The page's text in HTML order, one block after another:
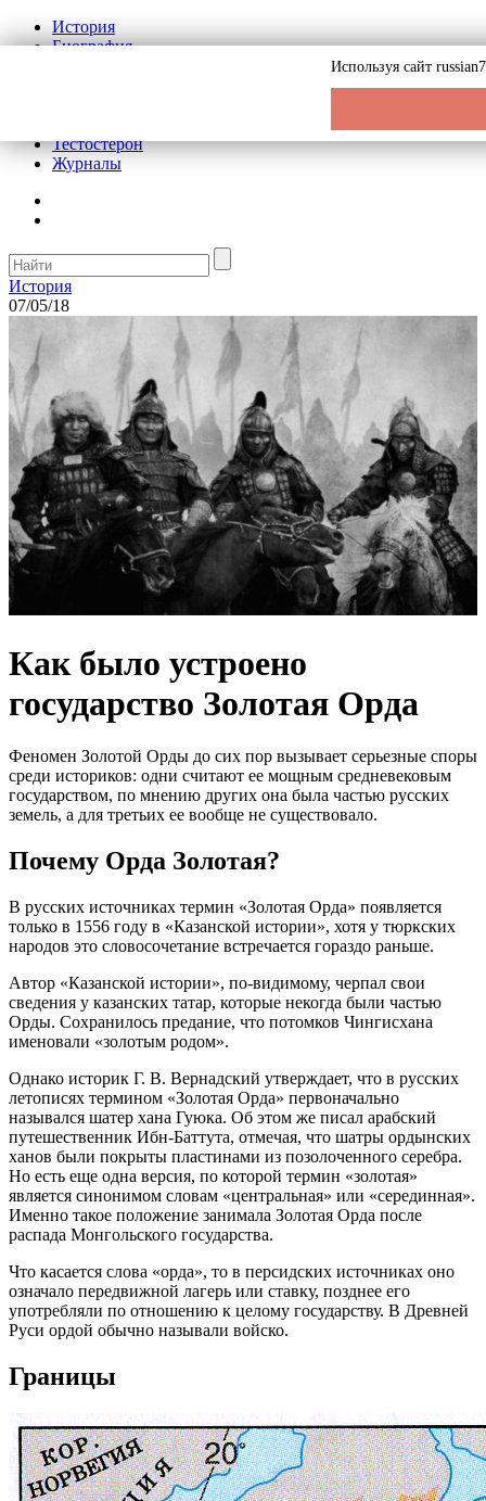
История
Биография
Тестостерон
Журналы
История
07/05/18
Как было устроено
государство Золотая Орда
Феномен Золотой Орды до сих пор вызывает серьезные споры
среди историков: одни считают ее мощным средневековым
государством, по мнению других она была частью русских
земель, а для третьих ее вообще не существовало.
Почему Орда Золотая?
В русских источниках термин «Золотая Орда» появляется
только в 1556 году в «Казанской истории», хотя у тюркских
народов это словосочетание встречается гораздо раньше.
Автор «Казанской истории», по-видимому, черпал свои
сведения у казанских татар, которые некогда были частью
Орды. Сохранилось предание, что потомков Чингисхана
именовали «золотым родом».
Однако историк Г. В. Вернадский утверждает, что в русских
летописях термином «Золотая Орда» первоначально
назывался шатер хана Гуюка. Об этом же писал арабский
путешественник Ибн-Баттута, отмечая, что шатры ордынских
ханов были покрыты пластинами из позолоченного серебра.
Но есть еще одна версия, по которой термин «золотая»
является синонимом словам «центральная» или «серединная».
Именно такое положение занимала Золотая Орда после
распада Монгольского государства.
Что касается слова «орда», то в персидских источниках оно
означало передвижной лагерь или ставку, позднее его
употребляли по отношению к целому государству. В Древней
Руси ордой обычно называли войско.
Границы
Используя сайт